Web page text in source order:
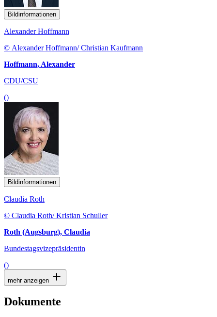
Bildinformationen
Alexander Hoffmann
© Alexander Hoffmann/ Christian Kaufmann
Hoffmann, Alexander
CDU/CSU
()
Bildinformationen
Claudia Roth
© Claudia Roth/ Kristian Schuller
Roth (Augsburg), Claudia
Bundestagsvizepräsidentin
()
mehr anzeigen
Dokumente